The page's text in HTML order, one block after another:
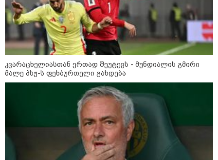
კონფლიქტები
კვარაცხელიასთან ერთად შეუტევს - მუნდიალის გმირი
მალე პსჟ-ს ფეხბურთელი გახდება